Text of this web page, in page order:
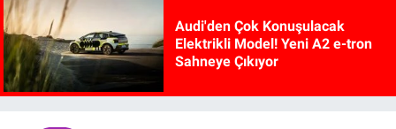
Audi'den Çok Konuşulacak
Elektrikli Model! Yeni A2 e-tron
Sahneye Çıkıyor